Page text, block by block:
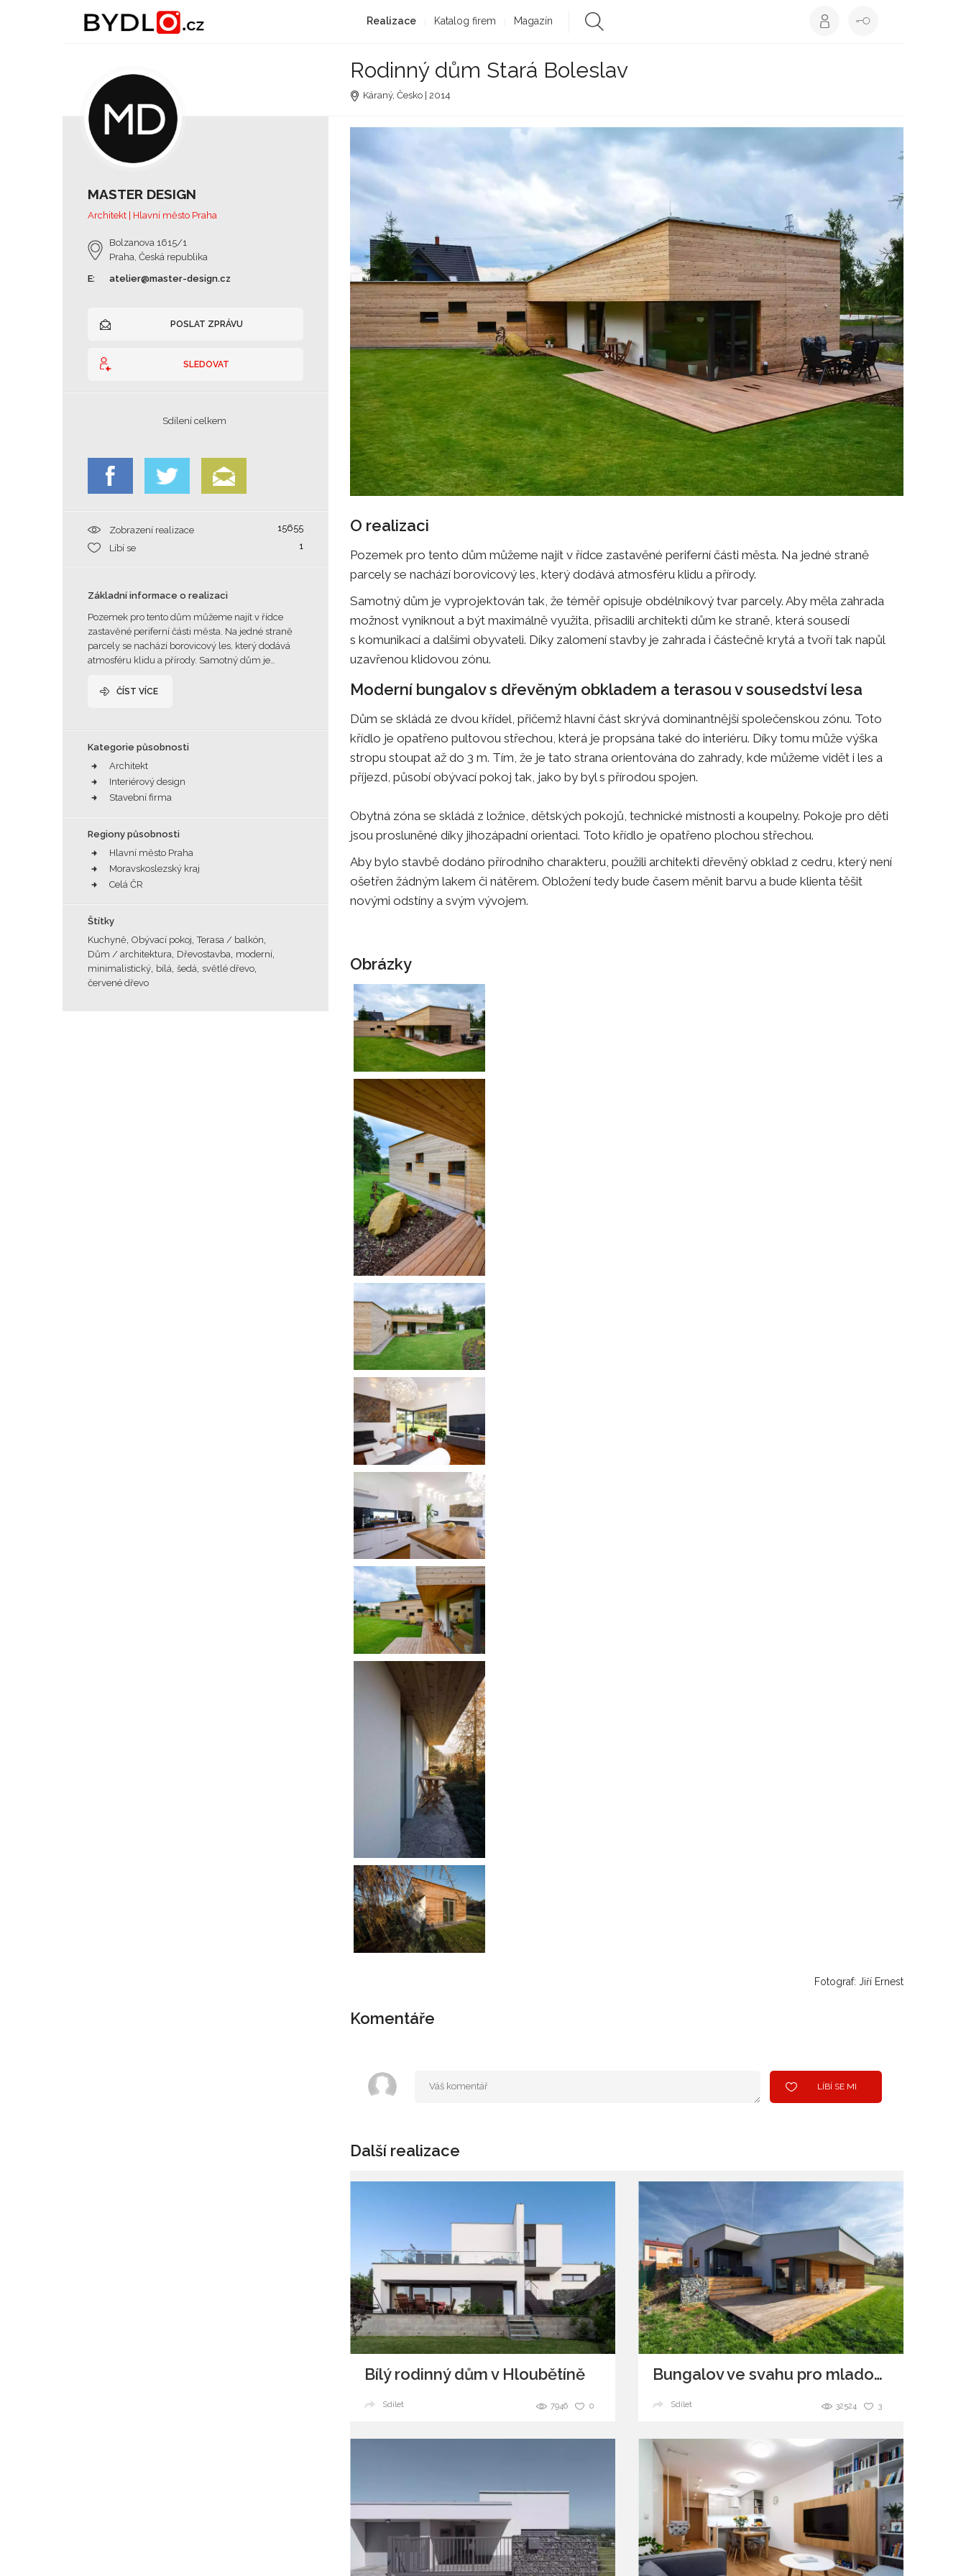
Realizace Katalog firem Magazín
Rodinný dům Stará Boleslav
Káraný, Česko | 2014
MASTER DESIGN
Architekt | Hlavní město Praha
Bolzanova 1615/1
Praha, Česká republika
E:
atelier@master-design.cz
POSLAT ZPRÁVU
SLEDOVAT
Sdílení celkem
Zobrazení realizace
15655
Líbí se
1
Základní informace o realizaci
Pozemek pro tento dům můžeme najít v řídce
zastavěné periferní části města. Na jedné straně
parcely se nachází borovicový les, který dodává
atmosféru klidu a přírody. Samotný dům je…
ČÍST VÍCE
Kategorie působnosti
Architekt
Interiérový design
Stavební firma
Regiony působnosti
Hlavní město Praha
Moravskoslezský kraj
Celá ČR
Štítky
Kuchyně Obývací pokoj ,Terasa / balkón
Dům / architektura Dřevostavba moderní
minimalistický bílá šedá světlé dřevo
červené dřevo
O realizaci
Pozemek pro tento dům můžeme najít v řídce zastavěné periferní části města. Na jedné straně
parcely se nachází borovicový les, který dodává atmosféru klidu a přírody.
Samotný dům je vyprojektován tak, že téměř opisuje obdélníkový tvar parcely. Aby měla zahrada
možnost vyniknout a být maximálně využita, přisadili architekti dům ke straně, která sousedí
s komunikací a dalšími obyvateli. Díky zalomení stavby je zahrada i částečně krytá a tvoří tak napůl
uzavřenou klidovou zónu.
Moderní bungalov s dřevěným obkladem a terasou v sousedství lesa
Dům se skládá ze dvou křídel, přičemž hlavní část skrývá dominantnější společenskou zónu. Toto
křídlo je opatřeno pultovou střechou, která je propsána také do interiéru. Díky tomu může výška
stropu stoupat až do 3 m. Tím, že je tato strana orientována do zahrady, kde můžeme vidět i les a
příjezd, působí obývací pokoj tak, jako by byl s přírodou spojen.
Obytná zóna se skládá z ložnice, dětských pokojů, technické místnosti a koupelny. Pokoje pro děti
jsou prosluněné díky jihozápadní orientaci. Toto křídlo je opatřeno plochou střechou.
Aby bylo stavbě dodáno přírodního charakteru, použili architekti dřevěný obklad z cedru, který není
ošetřen žádným lakem či nátěrem. Obložení tedy bude časem měnit barvu a bude klienta těšit
novými odstíny a svým vývojem.
Obrázky
Fotograf: Jiří Ernest
Komentáře
LÍBÍ SE MI
Další realizace
Bílý rodinný dům v Hloubětíně
0
7946
Sdílet
Bungalov ve svahu pro mladou rodinu
3
32524
Sdílet